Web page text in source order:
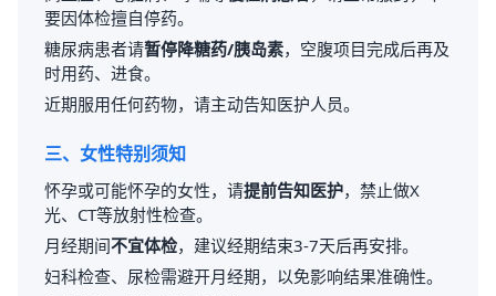
要因体检擅自停药。
糖尿病患者请暂停降糖药/胰岛素，空腹项目完成后再及
时用药、进食。
近期服用任何药物，请主动告知医护人员。
三、女性特别须知
怀孕或可能怀孕的女性，请提前告知医护，禁止做X
光、CT等放射性检查。
月经期间不宜体检，建议经期结束3-7天后再安排。
妇科检查、尿检需避开月经期，以免影响结果准确性。